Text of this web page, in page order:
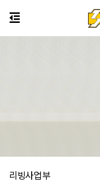
리빙사업부